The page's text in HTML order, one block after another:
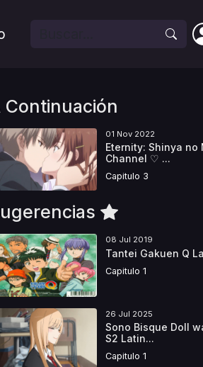
Continuación
01 Nov 2022
Eternity: Shinya no
Channel ♡ ...
Capitulo 3
08 Jul 2019
Tantei Gakuen Q
Capitulo 1
26 Jul 2025
Sono Bisque Doll
S2 Latin...
Capitulo 1